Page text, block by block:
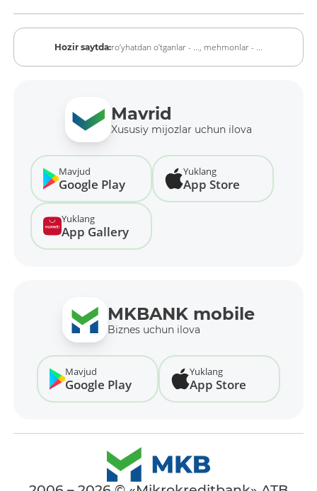
Hozir saytda:ro‘yhatdan o‘tganlar - ..., mehmonlar - ...
Mavrid
Xususiy mijozlar uchun ilova
Mavjud
Google Play
Yuklang
App Store
Yuklang
App Gallery
MKBANK mobile
Biznes uchun ilova
Mavjud
Google Play
Yuklang
App Store